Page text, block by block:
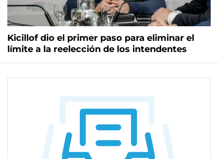
Kicillof dio el primer paso para eliminar el
límite a la reelección de los intendentes